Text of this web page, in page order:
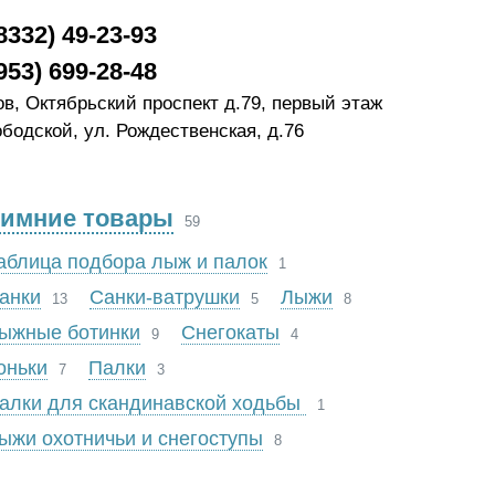
49-23-93
699-28-48
Октябрьский проспект д.79, первый этаж
ул. Рождественская, д.76
товары 59
подбора лыж и палок 1
13 Санки-ватрушки 5 Лыжи 8
ботинки 9 Снегокаты 4
7 Палки 3
для скандинавской ходьбы 1
охотничьи и снегоступы 8